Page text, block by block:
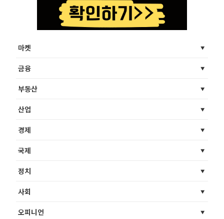
마켓
금융
부동산
산업
경제
국제
정치
사회
오피니언